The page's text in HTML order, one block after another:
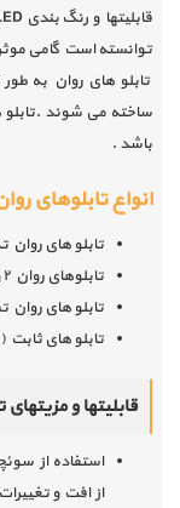
قابلیتها و رنگ بندی
توانسته است گامی موثر
تابلو های روان به
ساخته می شوند .تابلو
باشد .
انواع تابلوهای
تابلو های
تابلوهای روان ۲ و ۳ رنگ
تابلو های روان
تابلو های ثابت
قابلیتها و مزیتهای
استفاده از
از افت و